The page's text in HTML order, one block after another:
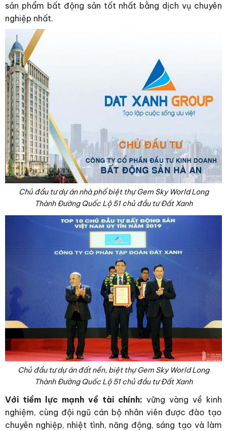
sản phẩm bất động sản tốt nhất bằng dịch vụ chuyên
nghiệp nhất.
Chủ đầu tư dự án nhà phố biệt thự Gem Sky World Long
Thành Đường Quốc Lộ 51 chủ đầu tư Đất Xanh
Chủ đầu tư dự án đất nền, biệt thự Gem Sky World Long
Thành Đường Quốc Lộ 51 chủ đầu tư Đất Xanh
Với tiềm lực mạnh về tài chính: vững vàng về kinh
nghiệm, cùng đội ngũ cán bộ nhân viên được đào tạo
chuyên nghiệp, nhiệt tình, năng động, sáng tạo và làm